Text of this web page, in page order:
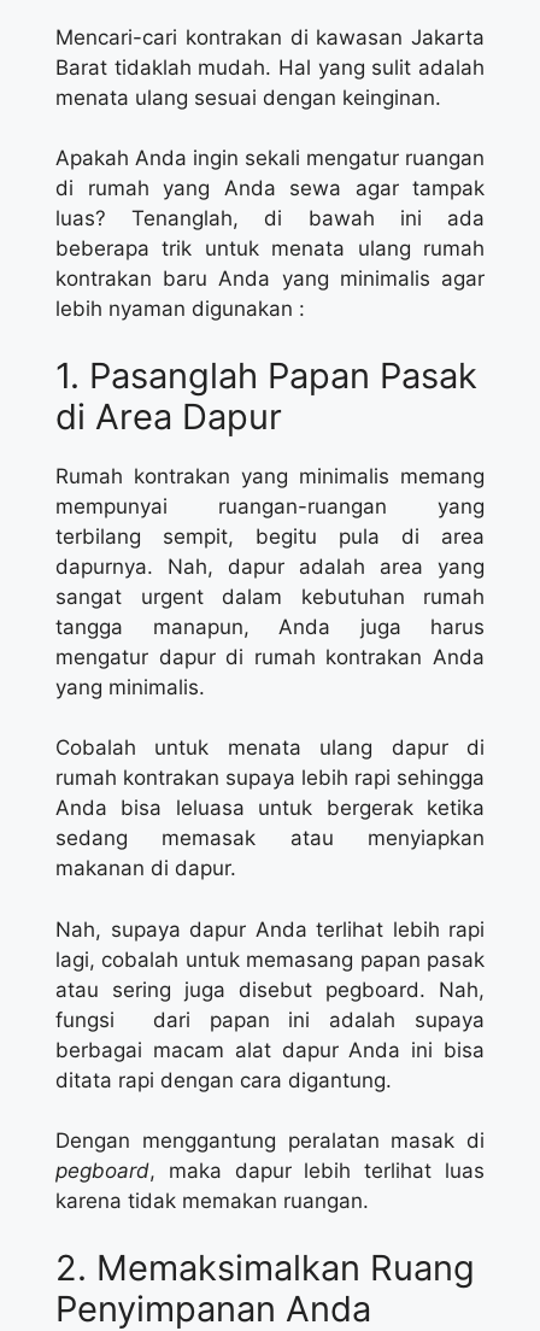
Mencari-cari kontrakan di kawasan Jakarta
Barat tidaklah mudah. Hal yang sulit adalah
menata ulang sesuai dengan keinginan.
Apakah Anda ingin sekali mengatur ruangan
di rumah yang Anda sewa agar tampak
luas? Tenanglah, di bawah ini ada
beberapa trik untuk menata ulang rumah
kontrakan baru Anda yang minimalis agar
lebih nyaman digunakan :
1. Pasanglah Papan Pasak
di Area Dapur
Rumah kontrakan yang minimalis memang
mempunyai ruangan-ruangan yang
terbilang sempit, begitu pula di area
dapurnya. Nah, dapur adalah area yang
sangat urgent dalam kebutuhan rumah
tangga manapun, Anda juga harus
mengatur dapur di rumah kontrakan Anda
yang minimalis.
Cobalah untuk menata ulang dapur di
rumah kontrakan supaya lebih rapi sehingga
Anda bisa leluasa untuk bergerak ketika
sedang memasak atau menyiapkan
makanan di dapur.
Nah, supaya dapur Anda terlihat lebih rapi
lagi, cobalah untuk memasang papan pasak
atau sering juga disebut pegboard. Nah,
fungsi dari papan ini adalah supaya
berbagai macam alat dapur Anda ini bisa
ditata rapi dengan cara digantung.
Dengan menggantung peralatan masak di
pegboard, maka dapur lebih terlihat luas
karena tidak memakan ruangan.
2. Memaksimalkan Ruang
Penyimpanan Anda